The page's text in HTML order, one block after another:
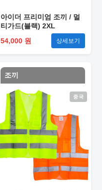
아이더 프리미엄 조끼 / 멀
티가드(블랙) 2XL
54,000 원
상세보기
조끼
중국